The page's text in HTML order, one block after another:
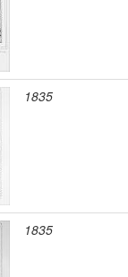
1835
1835